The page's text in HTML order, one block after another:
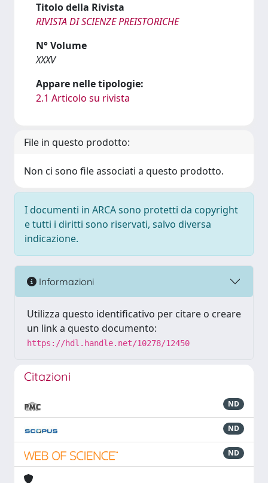
Titolo della Rivista
RIVISTA DI SCIENZE PREISTORICHE
N° Volume
XXXV
Appare nelle tipologie:
2.1 Articolo su rivista
File in questo prodotto:
Non ci sono file associati a questo prodotto.
I documenti in ARCA sono protetti da copyright
e tutti i diritti sono riservati, salvo diversa
indicazione.
Informazioni
Utilizza questo identificativo per citare o creare
un link a questo documento:
https://hdl.handle.net/10278/12450
Citazioni
ND
ND
ND